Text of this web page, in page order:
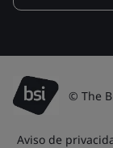
© The
Aviso de